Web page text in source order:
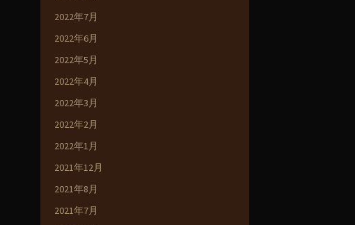
2022年7月
2022年6月
2022年5月
2022年4月
2022年3月
2022年2月
2022年1月
2021年12月
2021年8月
2021年7月